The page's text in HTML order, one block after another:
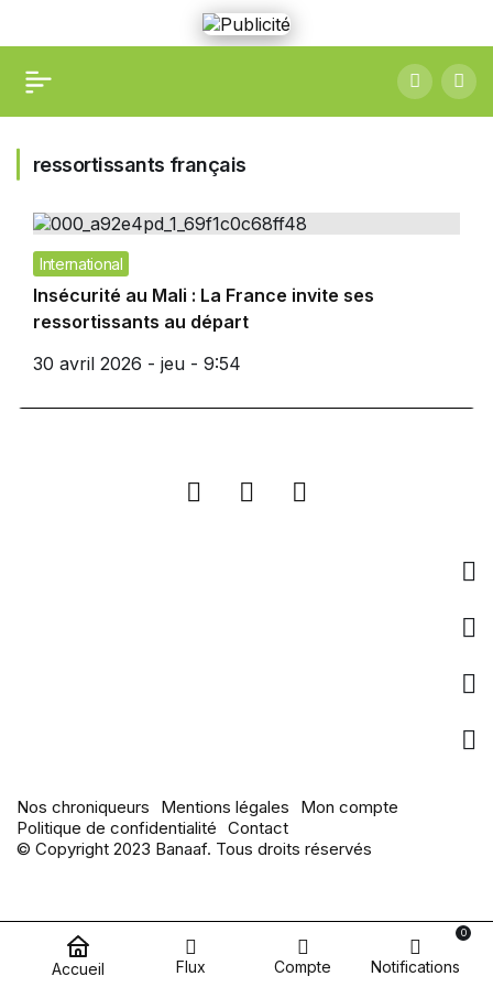
ressortissants français
International
Insécurité au Mali : La France invite ses
ressortissants au départ
30 avril 2026 - jeu - 9:54
Nos chroniqueurs Mentions légales
Mon compte
Politique de confidentialité Contact
© Copyright 2023 Banaaf. Tous droits réservés
Accueil Flux Compte Notifications
0